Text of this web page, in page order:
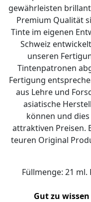
gewährleisten
Premium Qualität
Tinte im eigenen
Schweiz
unseren
Tintenpatronen
Fertigung
aus Lehre und
asiatische
können und
attraktiven Preisen.
teuren Original
Füllmenge: 21 ml.
Gut zu wissen